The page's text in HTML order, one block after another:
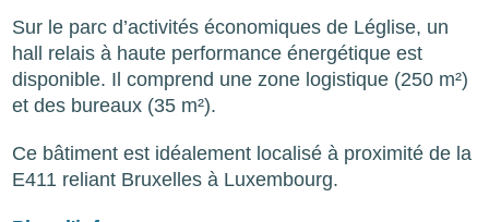
Sur le parc d’activités économiques de Léglise, un
hall relais à haute performance énergétique est
disponible. Il comprend une zone logistique (250 m²)
et des bureaux (35 m²).
Ce bâtiment est idéalement localisé à proximité de la
E411 reliant Bruxelles à Luxembourg.